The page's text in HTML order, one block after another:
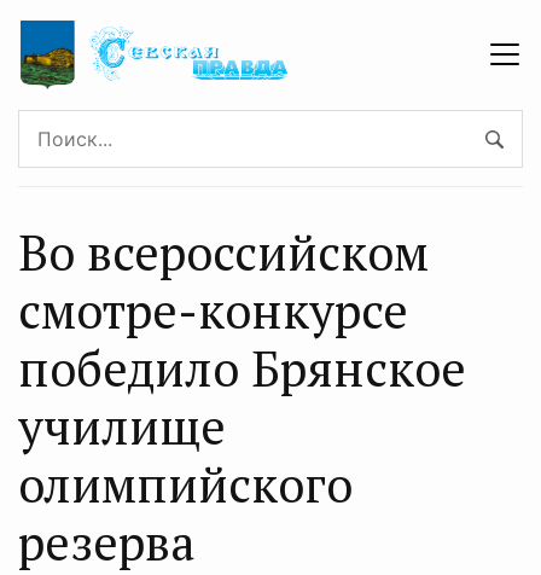
Во всероссийском
смотре-конкурсе
победило Брянское
училище
олимпийского
резерва